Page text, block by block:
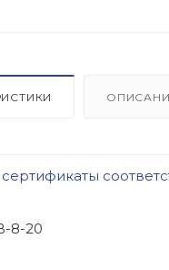
сертификаты
8-20